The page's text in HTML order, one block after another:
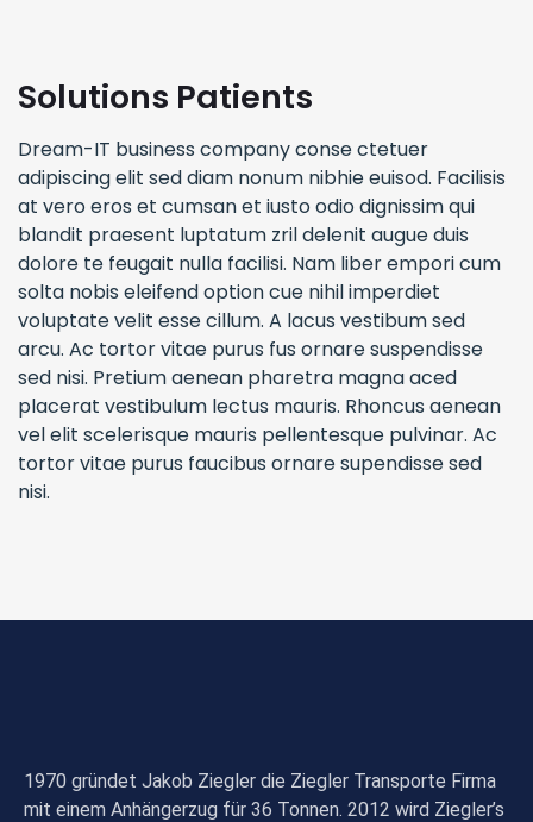
Solutions Patients
Dream-IT business company conse ctetuer
adipiscing elit sed diam nonum nibhie euisod. Facilisis
at vero eros et cumsan et iusto odio dignissim qui
blandit praesent luptatum zril delenit augue duis
dolore te feugait nulla facilisi. Nam liber empori cum
solta nobis eleifend option cue nihil imperdiet
voluptate velit esse cillum. A lacus vestibum sed
arcu. Ac tortor vitae purus fus ornare suspendisse
sed nisi. Pretium aenean pharetra magna aced
placerat vestibulum lectus mauris. Rhoncus aenean
vel elit scelerisque mauris pellentesque pulvinar. Ac
tortor vitae purus faucibus ornare supendisse sed
nisi.
1970 gründet Jakob Ziegler die Ziegler Transporte Firma
mit einem Anhängerzug für 36 Tonnen. 2012 wird Ziegler’s